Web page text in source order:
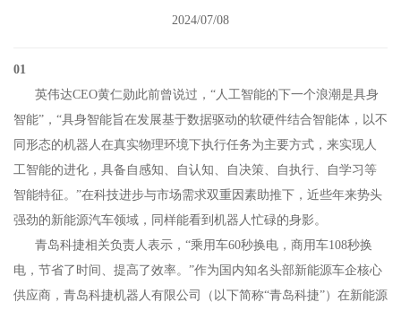
2024/07/08
01
英伟达CEO黄仁勋此前曾说过，“人工智能的下一个浪潮是具身
智能”，“具身智能旨在发展基于数据驱动的软硬件结合智能体，以不
同形态的机器人在真实物理环境下执行任务为主要方式，来实现人
工智能的进化，具备自感知、自认知、自决策、自执行、自学习等
智能特征。”在科技进步与市场需求双重因素助推下，近些年来势头
强劲的新能源汽车领域，同样能看到机器人忙碌的身影。
青岛科捷相关负责人表示，“乘用车60秒换电，商用车108秒换
电，节省了时间、提高了效率。”作为国内知名头部新能源车企核心
供应商，青岛科捷机器人有限公司（以下简称“青岛科捷”）在新能源